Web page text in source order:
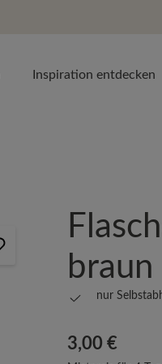
Inspiration entdecken
braun
nur
Regulärer Preis:
3,00 €